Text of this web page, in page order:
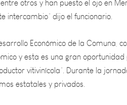
Económico de la Comuna,
y esta es una gran
vitivinícola”. Durante la
estatales y privados.